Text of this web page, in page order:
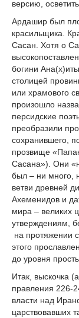
версию,
Ардашир был
красильщика.
Сасан. Хотя о
богини
столицей
или храмового
произошло
персидские
преобразили
сохранившего,
прозвище
Сасана»). Они
был – ни много,
ветви древней
Ахеменидов и
мира – великих
утверждениям,
на протяжении
этого
до уровня
Итак, выскочка
правления 226-
власти над
царствовавших